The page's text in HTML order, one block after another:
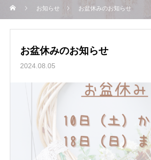
お知らせ お盆休みのお知らせ
お盆休みのお知らせ
2024.08.05